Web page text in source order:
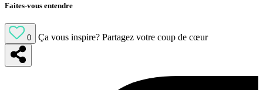
Faites-vous entendre
0 Ça vous inspire? Partagez votre coup de cœur